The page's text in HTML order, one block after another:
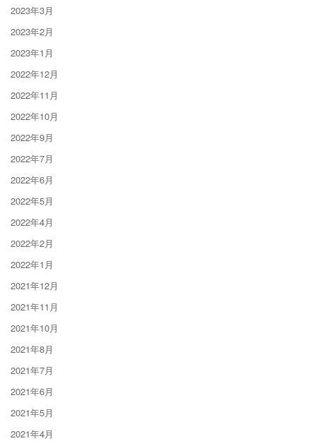
2023年3月
2023年2月
2023年1月
2022年12月
2022年11月
2022年10月
2022年9月
2022年7月
2022年6月
2022年5月
2022年4月
2022年2月
2022年1月
2021年12月
2021年11月
2021年10月
2021年8月
2021年7月
2021年6月
2021年5月
2021年4月